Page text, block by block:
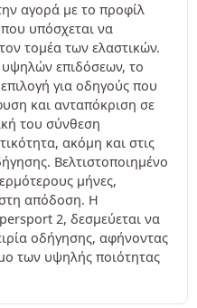
αγορά με το προφίλ
υπόσχεται να
τομέα των ελαστικών.
υψηλών επιδόσεων, το
για οδηγούς που
και ανταπόκριση σε
του σύνθεση
ακόμη και στις
Βελτιστοποιημένο
μήνες,
απόδοση. Η
2, δεσμεύεται να
οδήγησης, αφήνοντας
των υψηλής ποιότητας